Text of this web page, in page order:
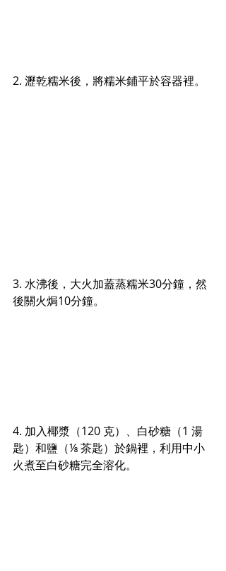
2. 瀝乾糯米後，將糯米鋪平於容器裡。
3. 水沸後，大火加蓋蒸糯米30分鐘，然
後關火焗10分鐘。
4. 加入椰漿（120 克）、白砂糖（1 湯
匙）和鹽（⅛ 茶匙）於鍋裡，利用中小
火煮至白砂糖完全溶化。